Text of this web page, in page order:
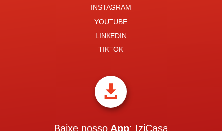
INSTAGRAM
YOUTUBE
LINKEDIN
TIKTOK

Baixe nosso App: IziCasa